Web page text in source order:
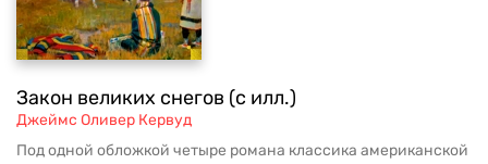
Закон великих снегов (с илл.)
Джеймс Оливер Кервуд
Под одной обложкой четыре романа классика американской